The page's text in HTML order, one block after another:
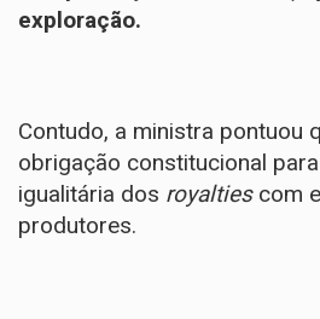
exploração.
Contudo, a ministra pontuou
obrigação constitucional
igualitária dos royalties com
produtores.